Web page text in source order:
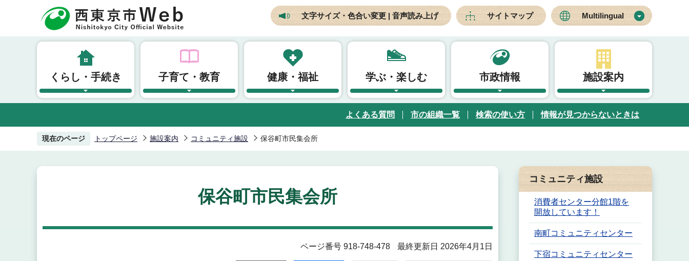
頭
文字サイズ・色合い変更 | 音声読み上げ サイトマップ Multilingual
くらし・手続き 子育て・教育 健康・福祉 学ぶ・楽しむ 市政情報 施設案内
よくある質問 市の組織一覧 検索の使い方 情報が見つからないときは
現在のページ トップページ 施設案内 コミュニティ施設 保谷町市民集会所
保谷町市民集会所
ページ番号 918-748-478 最終更新日 2026年4月1日
コミュニティ施設
消費者センター分館1階を
開放しています！
南町コミュニティセンター
下宿コミュニティセンター